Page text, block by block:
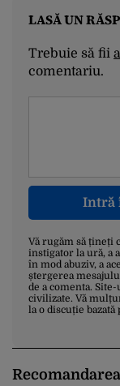
LASĂ UN
Trebuie să fii
comentariu.
Intră
Vă rugăm să țineți
instigator la ură, a
în mod abuziv, a
ștergerea
de a comenta.
civilizate. Vă
la o discuție